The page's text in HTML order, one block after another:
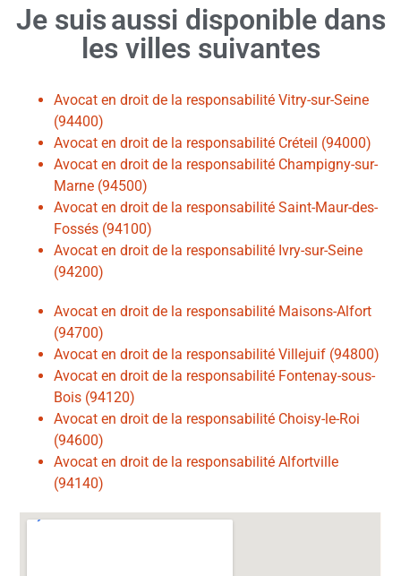
Je suisaussi disponible dans
les villes suivantes
Avocat en droit de la responsabilité Vitry-sur-Seine
(94400)
Avocat en droit de la responsabilité Créteil (94000)
Avocat en droit de la responsabilité Champigny-sur-
Marne (94500)
Avocat en droit de la responsabilité Saint-Maur-des-
Fossés (94100)
Avocat en droit de la responsabilité Ivry-sur-Seine
(94200)
Avocat en droit de la responsabilité Maisons-Alfort
(94700)
Avocat en droit de la responsabilité Villejuif (94800)
Avocat en droit de la responsabilité Fontenay-sous-
Bois (94120)
Avocat en droit de la responsabilité Choisy-le-Roi
(94600)
Avocat en droit de la responsabilité Alfortville
(94140)